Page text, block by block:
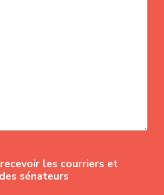
les courriers et
sénateurs